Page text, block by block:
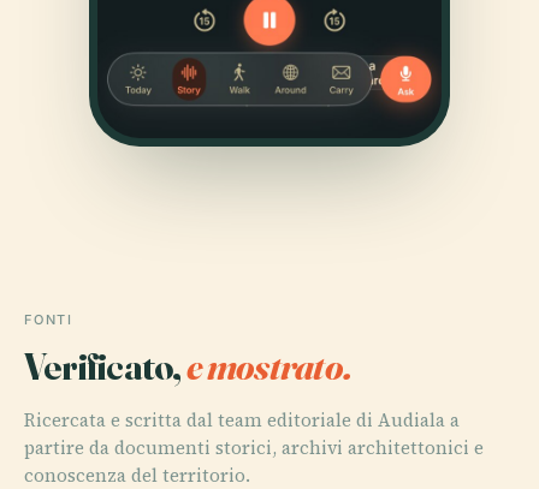
FONTI
Verificato,e mostrato.
Ricercata e scritta dal team editoriale di Audiala a
partire da documenti storici, archivi architettonici e
conoscenza del territorio.